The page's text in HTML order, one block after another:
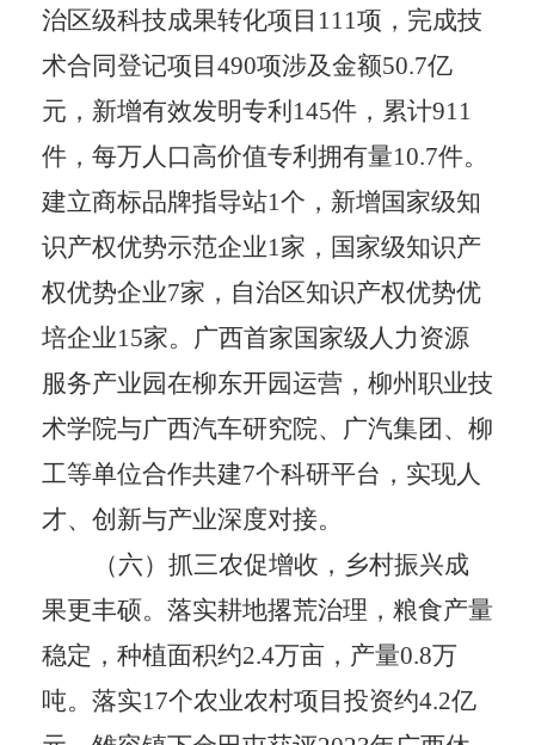
治区级科技成果转化项目 111项，完成技
术合同登记项目490项涉及金额50.7亿
元，新增有效发明专利 145件，累计911
件，每万人口高价值专利拥有量10.7件。
建立商标品牌指导站1个，新增国家级知
识产权优势示范企业1家，国家级知识产
权优势企业7家，自治区知识产权优势优
培企业15家。广西首家国家级人力资源
服务产业园在柳东开园运营，柳州职业技
术学院与广西汽车研究院、广汽集团、柳
工等单位合作共建7个科研平台，实现人
才、创新与产业深度对接。
（六）抓三农促增收，乡村振兴成
果更丰硕。 落实耕地撂荒治理，粮食产量
稳定，种植面积约2.4万亩，产量0.8万
吨。落实17个农业农村项目投资约4.2亿